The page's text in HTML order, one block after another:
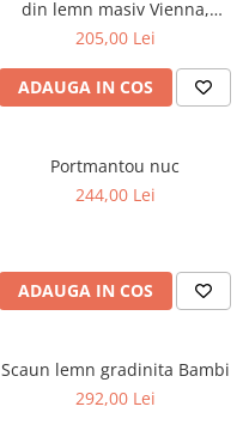
din lemn masiv Vienna,
tapiterie stofa,100 kg,
205,00 Lei
ADAUGA IN COS
Portmantou nuc
244,00 Lei
ADAUGA IN COS
Scaun lemn gradinita Bambi
292,00 Lei